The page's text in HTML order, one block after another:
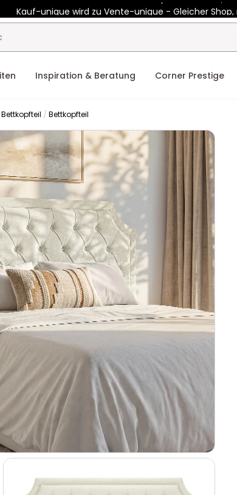
Kauf-unique wird zu Vente-unique - Gleicher Shop,
ab €400 mitHEAT10auf Vente-unique-Produkte
Inspiration & Beratung Corner Prestige
Bettkopfteil